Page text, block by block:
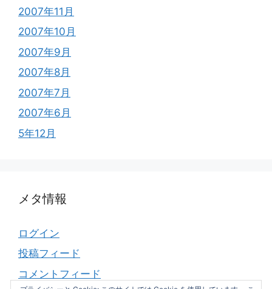
2007年11月
2007年10月
2007年9月
2007年8月
2007年7月
2007年6月
5年12月
メタ情報
ログイン
投稿フィード
コメントフィード